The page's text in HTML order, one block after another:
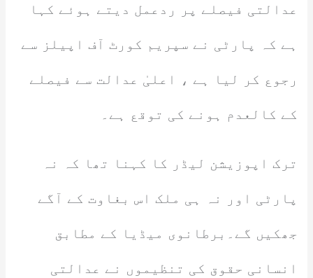
عدالتی فیصلے پر ردعمل دیتے ہوئے کہا
ہے کہ پارٹی نے سپریم کورٹ آف اپیلز سے
رجوع کر لیا ہے ، اعلیٰ عدالت سے فیصلے
کے کالعدم ہونے کی توقع ہے۔
ترک اپوزیشن لیڈر کا کہنا تھا کہ نہ
پارٹی اور نہ ہی ملک اس بغاوت کے آگے
جھکیں گے۔برطانوی میڈیا کے مطابق
انسانی حقوق کی تنظیموں نے عدالتی